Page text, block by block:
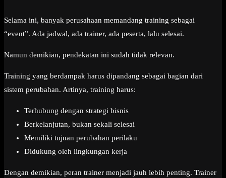
Selama ini, banyak perusahaan memandang training sebagai
“event”. Ada jadwal, ada trainer, ada peserta, lalu selesai.
Namun demikian, pendekatan ini sudah tidak relevan.
Training yang berdampak harus dipandang sebagai bagian dari
sistem perubahan. Artinya, training harus:
Terhubung dengan strategi bisnis
Berkelanjutan, bukan sekali selesai
Memiliki tujuan perubahan perilaku
Didukung oleh lingkungan kerja
Dengan demikian, peran trainer menjadi jauh lebih penting. Trainer